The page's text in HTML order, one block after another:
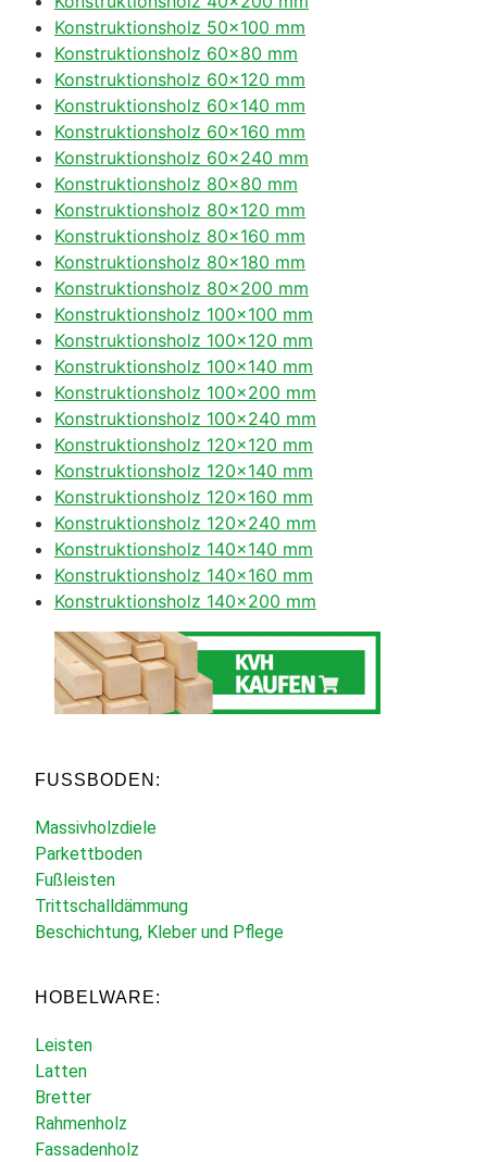
Konstruktionsholz 50×100 mm
Konstruktionsholz 60×80 mm
Konstruktionsholz 60×120 mm
Konstruktionsholz 60×140 mm
Konstruktionsholz 60×160 mm
Konstruktionsholz 60×240 mm
Konstruktionsholz 80×80 mm
Konstruktionsholz 80×120 mm
Konstruktionsholz 80×160 mm
Konstruktionsholz 80×180 mm
Konstruktionsholz 80×200 mm
Konstruktionsholz 100×100 mm
Konstruktionsholz 100×120 mm
Konstruktionsholz 100×140 mm
Konstruktionsholz 100×200 mm
Konstruktionsholz 100×240 mm
Konstruktionsholz 120×120 mm
Konstruktionsholz 120×140 mm
Konstruktionsholz 120×160 mm
Konstruktionsholz 120×240 mm
Konstruktionsholz 140×140 mm
Konstruktionsholz 140×160 mm
Konstruktionsholz 140×200 mm
FUSSBODEN:
Massivholzdiele
Parkettboden
Fußleisten
Trittschalldämmung
Beschichtung, Kleber und Pflege
HOBELWARE:
Leisten
Latten
Bretter
Rahmenholz
Fassadenholz